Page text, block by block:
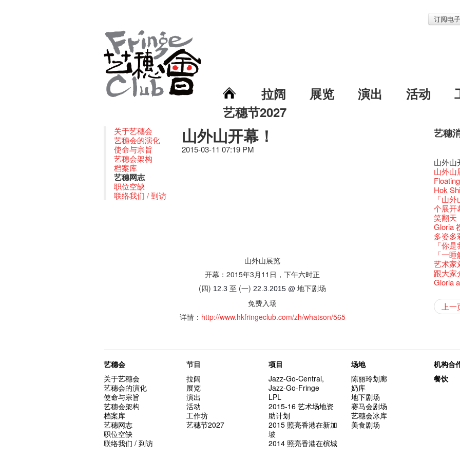
订阅电
拉阔 展览 演出 活动
艺穗节2027
关于艺穗会
艺穗会的演化
使命与宗旨
艺穗会架构
档案库
艺穗网志
职位空缺
联络我们 / 到访
山外山开幕！
2015-03-11 07:19 PM
山外山展览
开幕：2015年3月11日，下午六时正
(四) 12.3 至 (一)22.3.2015 @地下剧场
免费入场
详情： http://www.hkfringeclub.com/zh/whatson/565
艺穗
艺穗会
艺穗会
The
Feste
艺穗好
艺穗会
艺术作
古宅里
古宅
奶库
艺穗会
TEE
【德国
价 🍯 】
玉露
✈ 数量
煎茶篇
✈数量
演出期
4月21
暂时
我们的
暂停
艺穗会
圣诞平
爵士乐
票房
那位女
走向自
爵士
艺穗会
仪式
爵士时
爵士时
艺穗
This
对@艺
还未太
新年快
青菜
陶‧茗
治‧翁
JAZZ
爵士时
JAZZ
【艺穗
Pop-
格外地
格外地
Sony
the
– 31,
焕然一
参观啦
【招募!
《她
篇
观赏《
意事项
🎃万圣
WE
Fringe
招聘
【招募
「创作
对待，
【当昌
艺穗
Notice:
7pm*
Photo
Susie
员、
具创造
暖又迷
舞台上
drinks
艺穗会
一分钟
们一生
Sold
聘请:
新春大
注意:
处将于
【艺穗
世的秘
全新会
文化生
【艺穗
么是最
【艺
🕵【有
【艺穗
厨Joe
【艺穗
艺穗会
多级楼
气管表
【艺穗
窗外路
【艺穗
一位看
【艺穗
斯的诗
【艺穗
根在艺
Japan
Ring-
👻
会的20
👻
【艺穗
什么艺
什么艺
10月15
常踊跃
【艺穗
牛奶
【艺穗
登登登
啦！
🎈
🕵【有
【艺穗
+
第三场
设计艺
【艺穗
第二
成！
艺穗会
密系。
艺穗会
秘密
艺穗会
计划」
的准导
愿望
一连
且结
谂好今
未？一
艺穗会
8月20
第一次
「与传
"Enjoy
裸对话
取得了
售罄，
名。
「给他
剧做出
墨尔本
2016年
在摄
品味艺
暂停开
艺穗默
Lee
不平
Fung
Listen
客席策
these
years.."
三只手
2月5日
公开招
热情满
图利古
风欲静
Pepe-
2015-
百年未
艺穗会
2015
下午茶
Arts
喜气洋
普世
八周年
艺术公
次会议
试过冰
「百变
素食午
五月方
两位艺
上的新
Benny
术》访
艺术家
北烈风
挂起乙
Elaine
Benny
2015-
山外山
山外山
Hok
「山
个展开
笑翻天
Gloria
多姿多
「你
「一
艺术家
跟大家
Gloria
艺穗
要吃一
「在艺
理妥善
「闹市
「美
新年新
十筑香
Bay在
谢谢您
奖
与冰冰
啡！
BHA
冰窖变
Being
Fringe
想知
冰​窖之
十年，
欸，她
《蜕变
胆，舞
忙里
工作
艺术家
冰窖今
The
艺穗
摄影廊
12:00-
上一
艺穗会
关于艺穗会
艺穗会的演化
使命与宗旨
艺穗会架构
档案库
艺穗网志
职位空缺
联络我们 / 到访
节目
拉阔
展览
演出
活动
工作坊
艺穗节2027
项目
Jazz-Go-Central,
Jazz-Go-Fringe
LPL
2015-16 艺术场地资
助计划
2015 照亮香港在新加
坡
2014 照亮香港在槟城
场地
陈丽玲划廊
奶库
地下剧场
赛马会剧场
艺穗会冰库
美食剧场
机构合
餐饮